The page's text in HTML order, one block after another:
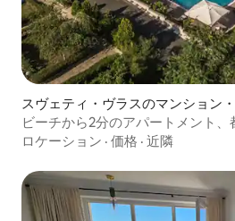
スヴェティ・ヴラスのマンション
ビーチから2分のアパートメント、
ロケーション · 価格 · 近隣